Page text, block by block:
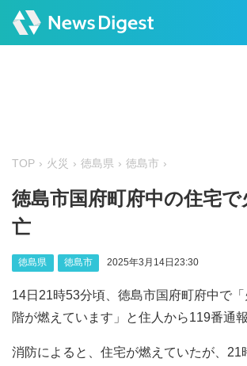
TOP 火災 徳島県 徳島市
徳島市国府町府中の住宅で
亡
徳島県 徳島市 2025年3月14日23:30
14日21時53分頃、徳島市国府町府中で
階が燃えています」と住人から119番通報
消防によると、住宅が燃えていたが、21